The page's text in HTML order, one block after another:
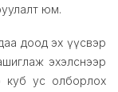
юм.
доод эх үүсвэр
эхэлснээр
куб ус олборлох